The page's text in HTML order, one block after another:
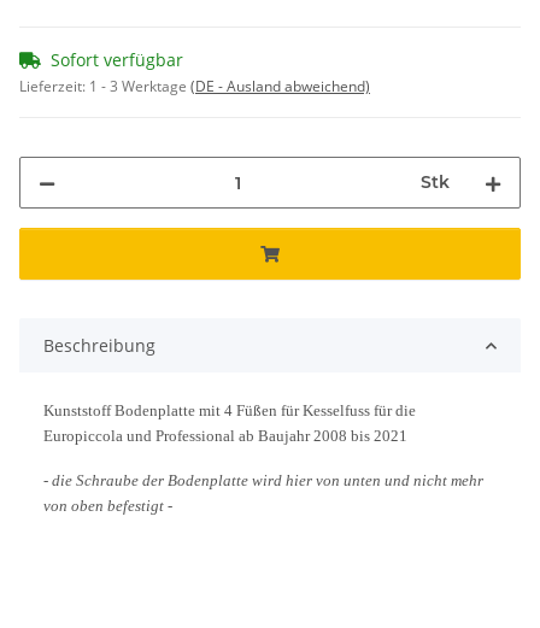
Sofort verfügbar
Lieferzeit: 1 - 3 Werktage (DE - Ausland abweichend)
Stk
Beschreibung
Kunststoff Bodenplatte mit 4 Füßen für Kesselfuss für die
Europiccola und Professional ab Baujahr 2008 bis 2021
- die Schraube der Bodenplatte wird hier von unten und nicht mehr
von oben befestigt -